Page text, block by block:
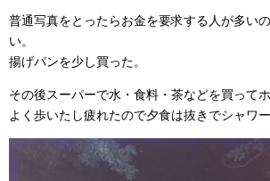
普通写真をとったらお金を要求する人が多い
い。
揚げパンを少し買った。
その後スーパーで水・食料・茶などを買ってホ
よく歩いたし疲れたので夕食は抜きでシャワ